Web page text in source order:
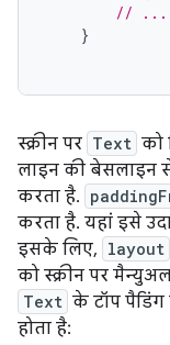
// ...
}
स्क्रीन पर Text को
लाइन की बेसलाइन
करता है.
करता है. यहां इसे
इसके लिए, layout
को स्क्रीन पर
Text के टॉप पैडिंग
होता है: